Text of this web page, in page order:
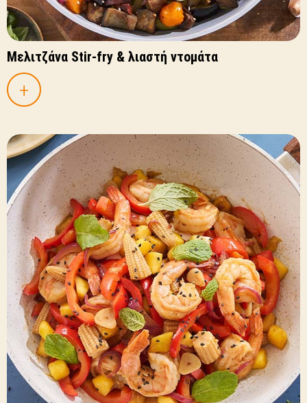
Mελιτζάνα Stir-fry & λιαστή ντομάτα
+